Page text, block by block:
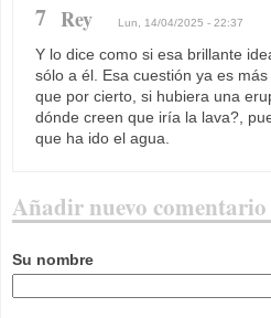
7 Rey Lun, 14/04/2025 - 22:37
Y lo dice como si esa brillante
sólo a él. Esa cuestión ya es
que por cierto, si hubiera una
dónde creen que iría la lava?,
que ha ido el agua.
Añadir nuevo comentario
Su nombre